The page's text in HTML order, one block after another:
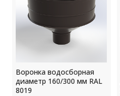
Воронка водосборная
диаметр 160/300 мм RAL
8019